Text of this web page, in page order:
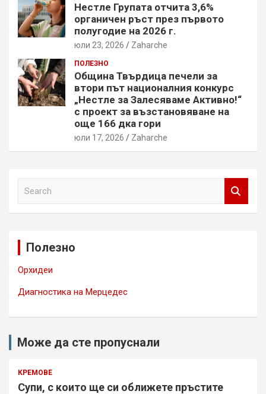
Нестле Групата отчита 3,6%
органичен ръст през първото
полугодие на 2026 г.
юли 23, 2026 Zaharche
ПОЛЕЗНО
Община Твърдица печели за
втори път националния конкурс
„Нестле за Залесяваме Активно!“
с проект за възстановяване на
още 166 дка гори
юли 17, 2026 Zaharche
Полезно
Орхидеи
Диагностика на Мерцедес
Може да сте пропуснали
КРЕМОВЕ
Супи, с които ще си оближете пръстите